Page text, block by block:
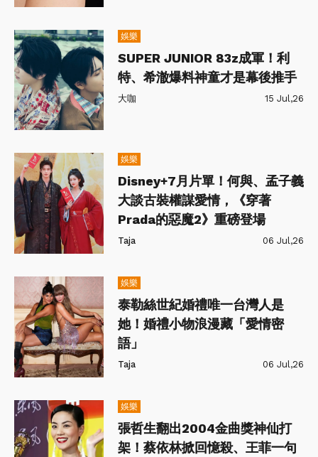
娛樂
SUPER JUNIOR 83z成軍！利
特、希澈爆料神童才是幕後推手
大咖 15 Jul,26
娛樂
Disney+7月片單！何與、孟子義
大談古裝權謀愛情，《穿著
Prada的惡魔2》重磅登場
Taja 06 Jul,26
娛樂
泰勒絲世紀婚禮唯一台灣人是
她！婚禮小物浪漫藏「愛情密
語」
Taja 06 Jul,26
娛樂
張哲生翻出2004金曲獎神仙打
架！蔡依林掀回憶殺、王菲一句